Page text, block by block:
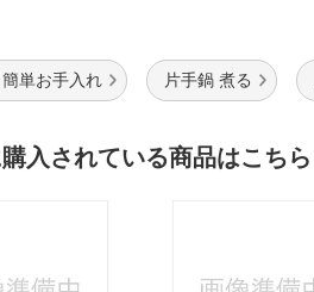
単お手入れ 片手鍋 煮る
入されている商品はこちら